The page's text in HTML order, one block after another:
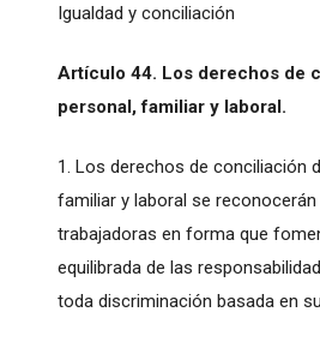
Igualdad y conciliación
Artículo 44. Los derechos de
personal, familiar y laboral.
1. Los derechos de conciliación
familiar y laboral se
trabajadoras en forma que
equilibrada de las
toda discriminación basada en